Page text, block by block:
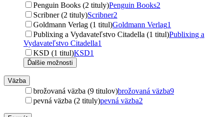
Penguin Books (2 tituly)Penguin Books2
Scribner (2 tituly)Scribner2
Goldmann Verlag (1 titul)Goldmann Verlag1
Publixing a Vydavateľstvo Citadella (1 titul)Publixing a
Vydavateľstvo Citadella1
KSD (1 titul)KSD1
Ďalšie možnosti
Väzba
brožovaná väzba (9 titulov)brožovaná väzba9
pevná väzba (2 tituly)pevná väzba2